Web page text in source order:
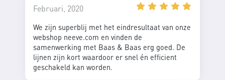
Februari, 2020
We zijn superblij met het eindresultaat van onze
webshop neeve.com en vinden de
samenwerking met Baas & Baas erg goed. De
lijnen zijn kort waardoor er snel én efficient
geschakeld kan worden.